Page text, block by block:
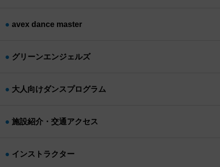
avex dance master
グリーンエンジェルズ
大人向けダンスプログラム
施設紹介・交通アクセス
インストラクター